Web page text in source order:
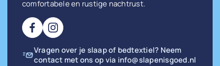
comfortabele en rustige nachtrust.
Vragen over je slaap of bedtextiel? Neem
contact met ons op via info@slapenisgoed.nl